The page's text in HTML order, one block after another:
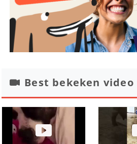
Best bekeken video